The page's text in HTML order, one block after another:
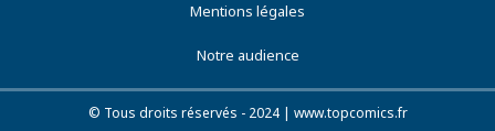
Mentions légales
Notre audience
© Tous droits réservés - 2024 | www.topcomics.fr